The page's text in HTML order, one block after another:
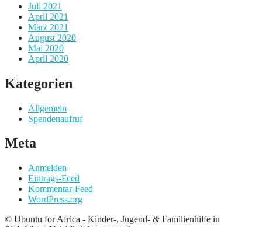
Juli 2021
April 2021
März 2021
August 2020
Mai 2020
April 2020
Kategorien
Allgemein
Spendenaufruf
Meta
Anmelden
Eintrags-Feed
Kommentar-Feed
WordPress.org
© Ubuntu for Africa - Kinder-, Jugend- & Familienhilfe in